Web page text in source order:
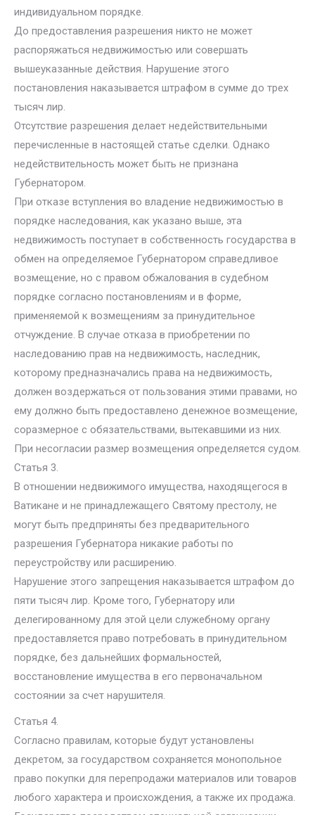
индивидуальном порядке.
До предоставления разрешения никто не может
распоряжаться недвижимостью или совершать
вышеуказанные действия. Нарушение этого
постановления наказывается штрафом в сумме до трех
тысяч лир.
Отсутствие разрешения делает недействительными
перечисленные в настоящей статье сделки. Однако
недействительность может быть не признана
Губернатором.
При отказе вступления во владение недвижимостью в
порядке наследования, как указано выше, эта
недвижимость поступает в собственность государства в
обмен на определяемое Губернатором справедливое
возмещение, но с правом обжалования в судебном
порядке согласно постановлениям и в форме,
применяемой к возмещениям за принудительное
отчуждение. В случае отказа в приобретении по
наследованию прав на недвижимость, наследник,
которому предназначались права на недвижимость,
должен воздержаться от пользования этими правами, но
ему должно быть предоставлено денежное возмещение,
соразмерное с обязательствами, вытекавшими из них.
При несогласии размер возмещения определяется судом.
Статья 3.
В отношении недвижимого имущества, находящегося в
Ватикане и не принадлежащего Святому престолу, не
могут быть предприняты без предварительного
разрешения Губернатора никакие работы по
переустройству или расширению.
Нарушение этого запрещения наказывается штрафом до
пяти тысяч лир. Кроме того, Губернатору или
делегированному для этой цели служебному органу
предоставляется право потребовать в принудительном
порядке, без дальнейших формальностей,
восстановление имущества в его первоначальном
состоянии за счет нарушителя.
Статья 4.
Согласно правилам, которые будут установлены
декретом, за государством сохраняется монопольное
право покупки для перепродажи материалов или товаров
любого характера и происхождения, а также их продажа.